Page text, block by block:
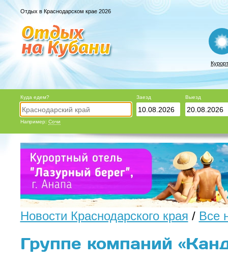
Отдых в Краснодарском крае 2026
Куда едем?
Например: Сочи
Заезд Выезд
Новости Краснодарского края / Все
Группе компаний